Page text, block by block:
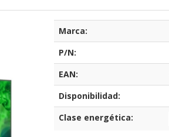
Marca:
P/N:
EAN:
Disponibilidad:
Clase energética: